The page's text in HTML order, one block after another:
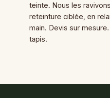
teinte. Nous les
reteinture ciblée, en
main. Devis sur
tapis.